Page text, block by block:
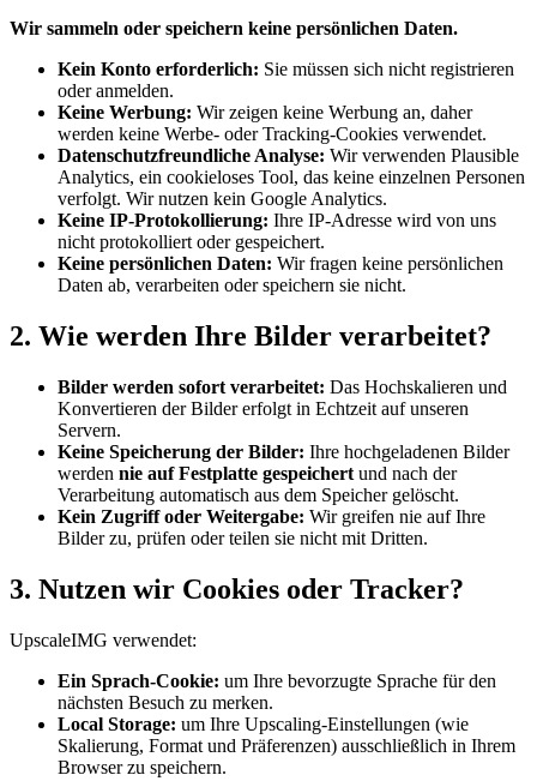
Wir sammeln oder speichern keine persönlichen Daten.
Kein Konto erforderlich: Sie müssen sich nicht registrieren
oder anmelden.
Keine Werbung: Wir zeigen keine Werbung an, daher
werden keine Werbe- oder Tracking-Cookies verwendet.
Datenschutzfreundliche Analyse: Wir verwenden Plausible
Analytics, ein cookieloses Tool, das keine einzelnen Personen
verfolgt. Wir nutzen kein Google Analytics.
Keine IP-Protokollierung: Ihre IP-Adresse wird von uns
nicht protokolliert oder gespeichert.
Keine persönlichen Daten: Wir fragen keine persönlichen
Daten ab, verarbeiten oder speichern sie nicht.
2. Wie werden Ihre Bilder verarbeitet?
Bilder werden sofort verarbeitet: Das Hochskalieren und
Konvertieren der Bilder erfolgt in Echtzeit auf unseren
Servern.
Keine Speicherung der Bilder: Ihre hochgeladenen Bilder
werden nie auf Festplatte gespeichert und nach der
Verarbeitung automatisch aus dem Speicher gelöscht.
Kein Zugriff oder Weitergabe: Wir greifen nie auf Ihre
Bilder zu, prüfen oder teilen sie nicht mit Dritten.
3. Nutzen wir Cookies oder Tracker?
UpscaleIMG verwendet:
Ein Sprach-Cookie: um Ihre bevorzugte Sprache für den
nächsten Besuch zu merken.
Local Storage: um Ihre Upscaling-Einstellungen (wie
Skalierung, Format und Präferenzen) ausschließlich in Ihrem
Browser zu speichern.